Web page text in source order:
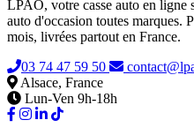
LPAO, votre casse auto en ligne
auto d'occasion toutes marques.
mois, livrées partout en France.
03 74 47 59 50
Alsace, France
Lun-Ven 9h-18h